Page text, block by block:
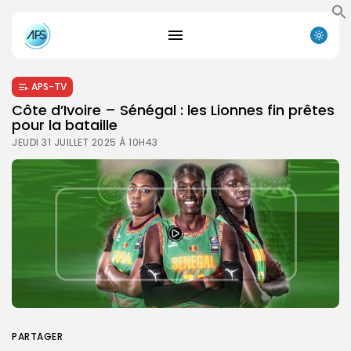
APS-TV
Côte d’Ivoire – Sénégal : les Lionnes fin prêtes
pour la bataille
JEUDI 31 JUILLET 2025 À 10H43
PARTAGER